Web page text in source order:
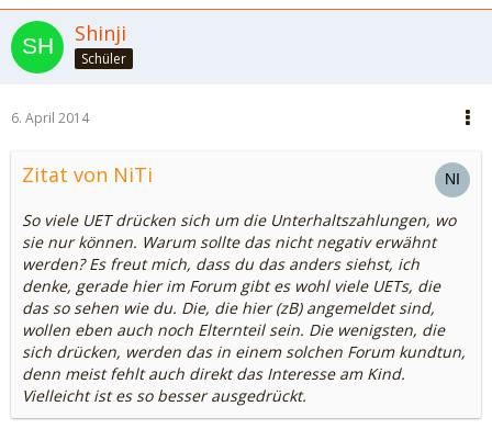
Shinji
Schüler
6. April 2014
Zitat von NiTi
So viele UET drücken sich um die Unterhaltszahlungen, wo
sie nur können. Warum sollte das nicht negativ erwähnt
werden? Es freut mich, dass du das anders siehst, ich
denke, gerade hier im Forum gibt es wohl viele UETs, die
das so sehen wie du. Die, die hier (zB) angemeldet sind,
wollen eben auch noch Elternteil sein. Die wenigsten, die
sich drücken, werden das in einem solchen Forum kundtun,
denn meist fehlt auch direkt das Interesse am Kind.
Vielleicht ist es so besser ausgedrückt.